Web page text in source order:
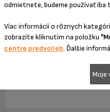
Produkt uz viac nieje k
odmietnete, budeme používať
Viac informácií o rôznych
zobrazíte kliknutím na položku
centre predvolieb. Ďalšie
Moje